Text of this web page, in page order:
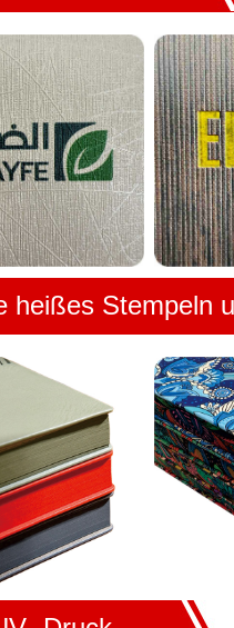
heißes Stempeln